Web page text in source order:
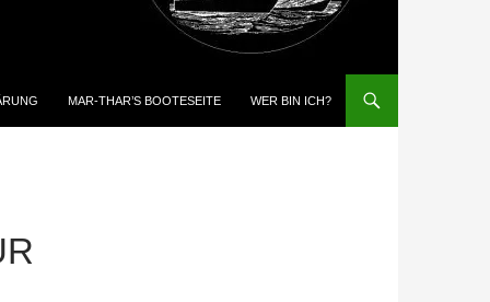
MAR-THAR’S BOOTESEITE WER BIN ICH?